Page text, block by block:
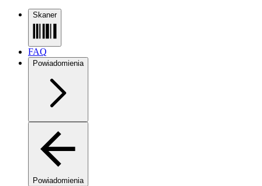
Skaner
FAQ
Powiadomienia
Powiadomienia